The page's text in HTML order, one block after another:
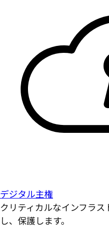
デジタル主権
クリティカルなインフラ
し、保護します。